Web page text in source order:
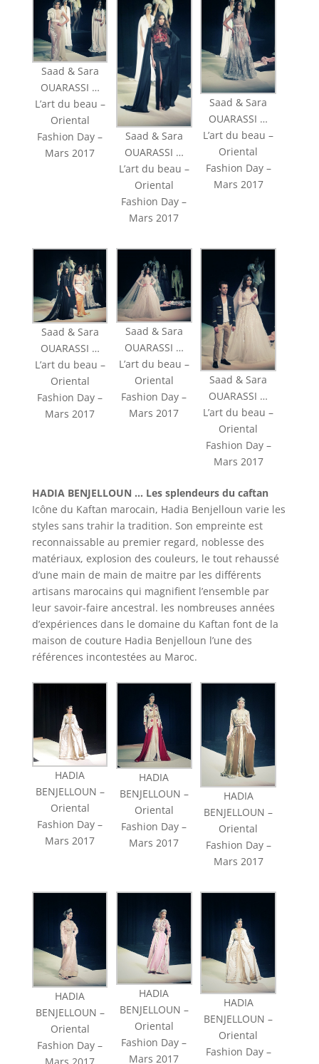
Saad & Sara
OUARASSI …
L’art du beau –
Oriental
Fashion Day –
Mars 2017
Saad & Sara
OUARASSI …
L’art du beau –
Oriental
Fashion Day –
Mars 2017
Saad & Sara
OUARASSI …
L’art du beau –
Oriental
Fashion Day –
Mars 2017
Saad & Sara
OUARASSI …
L’art du beau –
Oriental
Fashion Day –
Mars 2017
Saad & Sara
OUARASSI …
L’art du beau –
Oriental
Fashion Day –
Mars 2017
Saad & Sara
OUARASSI …
L’art du beau –
Oriental
Fashion Day –
Mars 2017
HADIA BENJELLOUN … Les splendeurs du caftan
Icône du Kaftan marocain, Hadia Benjelloun varie les
styles sans trahir la tradition. Son empreinte est
reconnaissable au premier regard, noblesse des
matériaux, explosion des couleurs, le tout rehaussé
d’une main de main de maitre par les différents
artisans marocains qui magnifient l’ensemble par
leur savoir-faire ancestral. les nombreuses années
d’expériences dans le domaine du Kaftan font de la
maison de couture Hadia Benjelloun l’une des
références incontestées au Maroc.
HADIA
BENJELLOUN –
Oriental
Fashion Day –
Mars 2017
HADIA
BENJELLOUN –
Oriental
Fashion Day –
Mars 2017
HADIA
BENJELLOUN –
Oriental
Fashion Day –
Mars 2017
HADIA
BENJELLOUN –
Oriental
Fashion Day –
HADIA
BENJELLOUN –
Oriental
Fashion Day –
Mars 2017
HADIA
BENJELLOUN –
Oriental
Fashion Day –